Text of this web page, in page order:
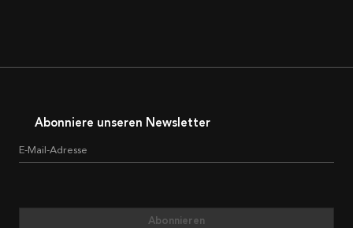
Abonniere unseren Newsletter
E-Mail-Adresse
Abonnieren